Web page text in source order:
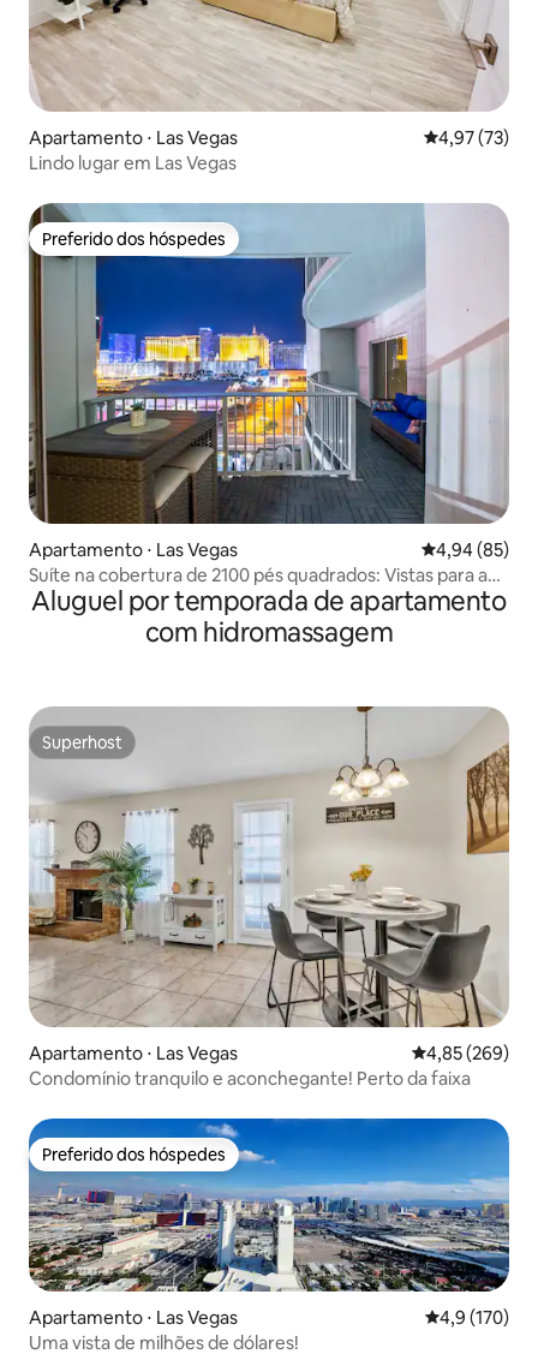
Apartamento ⋅ Las Vegas 4,97 de uma
4,97 (73)
Lindo lugar em Las Vegas
Preferido dos hóspedes
Preferido dos hóspedes
Apartamento ⋅ Las Vegas 4,94 de uma
4,94 (85)
Suíte na cobertura de 2100 pés quadrados: Vistas para a
Strip! PISCINA ACADEMIA
Aluguel por temporada de apartamento
com hidromassagem
Superhost
Superhost
Apartamento ⋅ Las Vegas 4,85 de uma
4,85 (269)
Condomínio tranquilo e aconchegante! Perto da faixa
Preferido dos hóspedes
Preferido dos hóspedes
Apartamento ⋅ Las Vegas 4,9 de uma
4,9 (170)
Uma vista de milhões de dólares!